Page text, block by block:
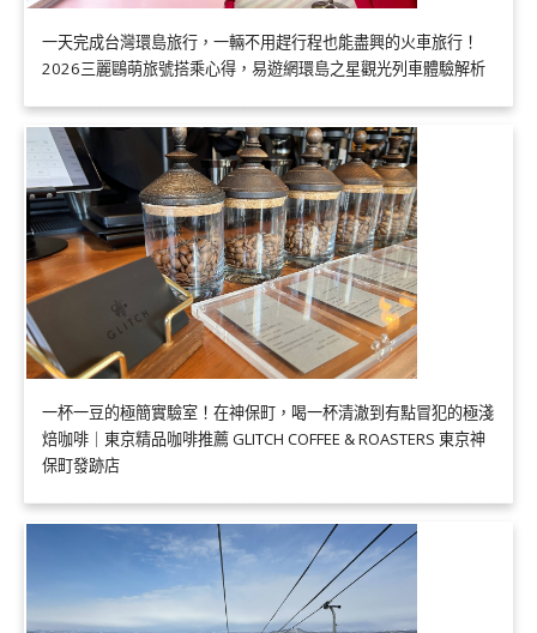
一天完成台灣環島旅行，一輛不用趕行程也能盡興的火車旅行！
2026三麗鷗萌旅號搭乘心得，易遊網環島之星觀光列車體驗解析
一杯一豆的極簡實驗室！在神保町，喝一杯清澈到有點冒犯的極淺
焙咖啡｜東京精品咖啡推薦 GLITCH COFFEE & ROASTERS 東京神
保町發跡店